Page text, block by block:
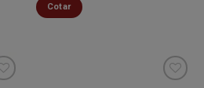
Cotar